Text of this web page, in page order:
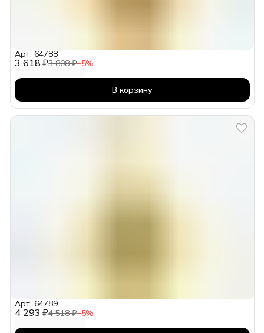
3 618 ₽3 808 ₽−5%
Арт: 64788
В корзину
4 293 ₽4 518 ₽−5%
Арт: 64789